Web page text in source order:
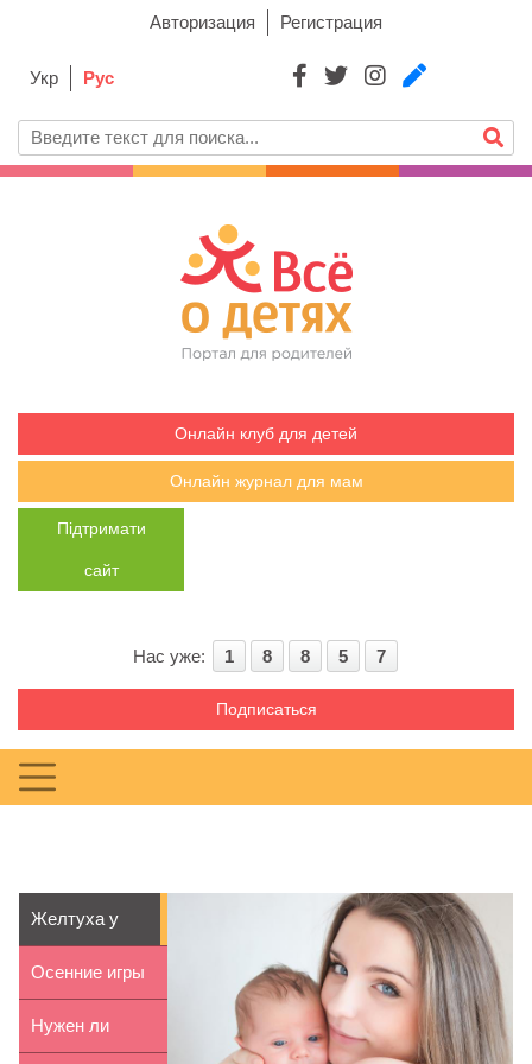
Авторизация Регистрация
Укр Рус
Онлайн клуб для детей
Онлайн журнал для мам
Підтримати
сайт
Нас уже: 1 8 8 5 7
Подписаться
Желтуха у
детей:
симптомы,
Осенние игры
Нужен ли